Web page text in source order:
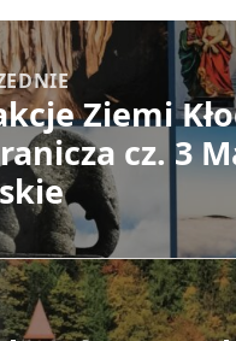
Ziemi
cz. 3